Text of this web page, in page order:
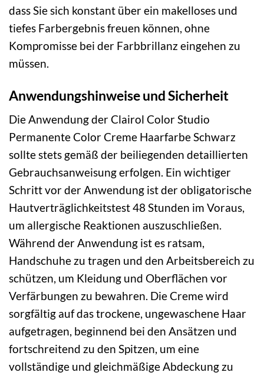
dass Sie sich konstant über ein makelloses und
tiefes Farbergebnis freuen können, ohne
Kompromisse bei der Farbbrillanz eingehen zu
müssen.
Anwendungshinweise und Sicherheit
Die Anwendung der Clairol Color Studio
Permanente Color Creme Haarfarbe Schwarz
sollte stets gemäß der beiliegenden detaillierten
Gebrauchsanweisung erfolgen. Ein wichtiger
Schritt vor der Anwendung ist der obligatorische
Hautverträglichkeitstest 48 Stunden im Voraus,
um allergische Reaktionen auszuschließen.
Während der Anwendung ist es ratsam,
Handschuhe zu tragen und den Arbeitsbereich zu
schützen, um Kleidung und Oberflächen vor
Verfärbungen zu bewahren. Die Creme wird
sorgfältig auf das trockene, ungewaschene Haar
aufgetragen, beginnend bei den Ansätzen und
fortschreitend zu den Spitzen, um eine
vollständige und gleichmäßige Abdeckung zu